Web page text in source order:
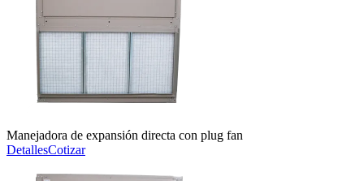
Manejadora de expansión directa con plug fan
DetallesCotizar